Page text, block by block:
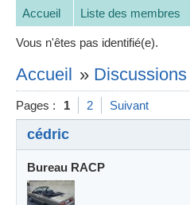
Accueil Liste des membres
Vous n'êtes pas identifié(e).
Accueil »
Pages : 1 2 Suivant
cédric
Bureau RACP